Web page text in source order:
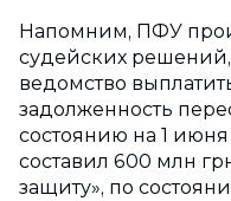
Напомним, ПФУ
судейских
ведомство
задолженность
состоянию на 1
составил 600 млн
защиту», по